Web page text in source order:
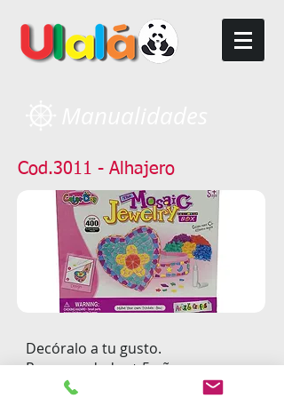
Cod.3011 - Alhajero
Decóralo a tu gusto.
Recomendado: + 5 años